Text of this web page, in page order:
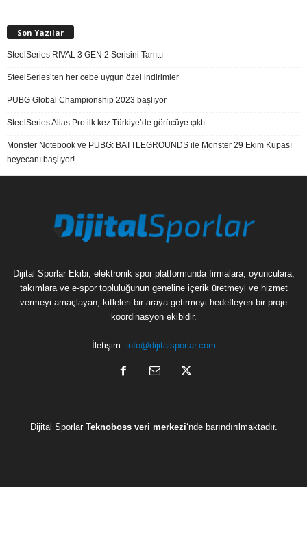
Son Yazılar
SteelSeries RIVAL 3 GEN 2 Serisini Tanıttı
SteelSeries’ten her cebe uygun özel indirimler
PUBG Global Championship 2023 başlıyor
SteelSeries Alias Pro ilk kez Türkiye’de görücüye çıktı
Monster Notebook ve PUBG: BATTLEGROUNDS ile Monster 29 Ekim Kupası
heyecanı başlıyor!
Dijital Sporlar Ekibi, elektronik spor platformunda firmalara, oyunculara,
takımlara ve e-spor topluluğunun geneline içerik üretmeyi ve hizmet
vermeyi amaçlayan, kitleleri bir araya getirmeyi hedefleyen bir proje
koordinasyon ekibidir.
İletişim: info@dijitalsporlar.com
Dijital Sporlar Teknoboss veri merkezi‘nde barındırılmaktadır.